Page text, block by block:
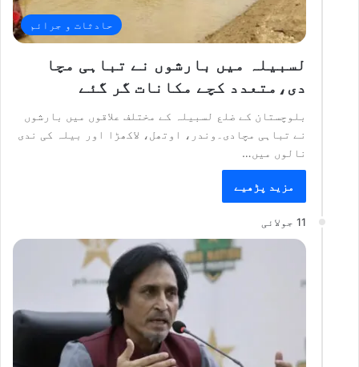
حادثات و جرائم
لسبیلہ میں بارشوں نے تباہی مچا
دی،متعدد کچے مکانات گر گئے
بلوچستان کے ضلع لسبیلہ کے مختلف علاقوں میں بارشوں
نے تباہی مچادی۔وندر، اوتھل، لاکھڑا اور بیلہ کی ندی
نالوں میں…
مزید پڑھیے
11 جولائی